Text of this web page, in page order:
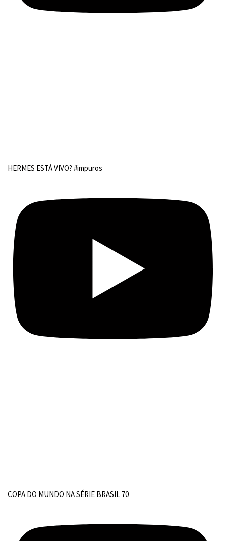
HERMES ESTÁ VIVO? #impuros
COPA DO MUNDO NA SÉRIE BRASIL 70